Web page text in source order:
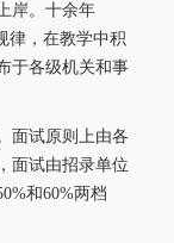
岸。十余年
律，在教学中积
于各级机关和事
面试原则上由各
面试由招录单位
和60%两档